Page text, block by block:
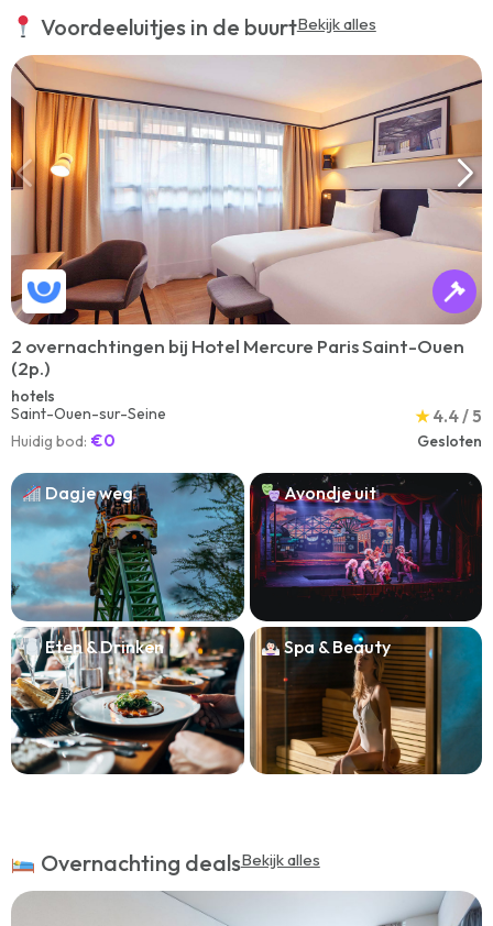
Voordeeluitjes in de buurtBekijk alles
2 overnachtingen bij Hotel Mercure Paris Saint-Ouen
(2p.)
hotels
Saint-Ouen-sur-Seine
★ 4.4 / 5
Huidig bod: €0 Gesloten
Dagje weg Avondje uit
Eten & Drinken Spa & Beauty
Overnachting dealsBekijk alles